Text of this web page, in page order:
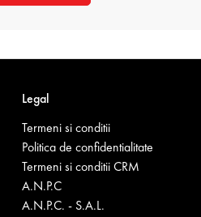
Legal
Termeni si conditii
Politica de confidentialitate
Termeni si conditii CRM
A.N.P.C
A.N.P.C. - S.A.L.